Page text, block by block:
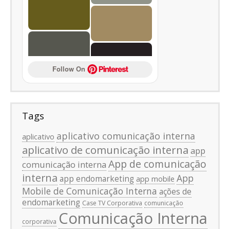
Follow On
Tags
aplicativo aplicativo comunicação interna
aplicativo de comunicação interna app
comunicação interna App de comunicação
interna app endomarketing app mobile App
Mobile de Comunicação Interna ações de
endomarketing Case TV Corporativa comunicação
corporativa Comunicação Interna